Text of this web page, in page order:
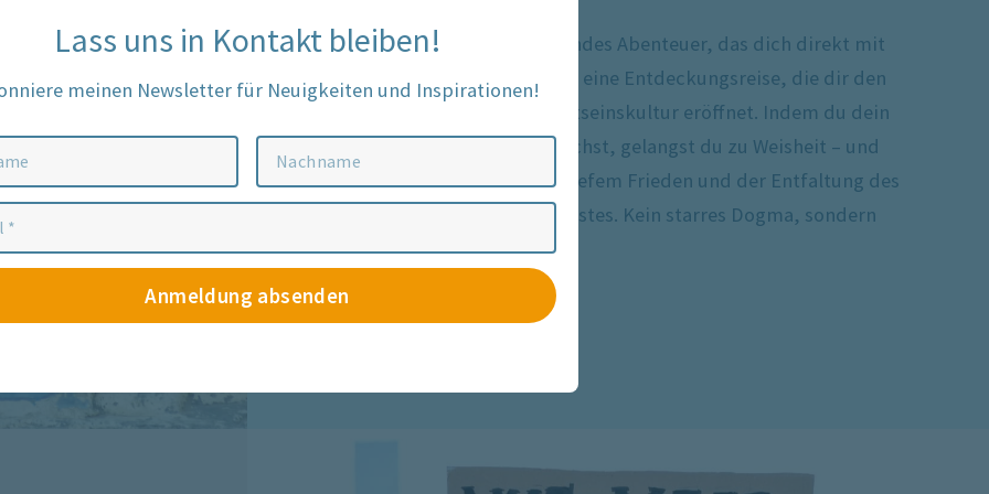
Buddhismus ist ein spannendes Abenteuer, das dich direkt mit
dem Leben verbindet. Es ist eine Entdeckungsreise, die dir den
Weg zu einer neuen Bewusstseinskultur eröffnet. Indem du dein
eigenes Bewusstsein erforschst, gelangst du zu Weisheit – und
damit zu innerer Freiheit, tiefem Frieden und der Entfaltung des
vollen Potenzials deines Geistes. Kein starres Dogma, sondern
ein lebendiges Experiment.
Lass uns in Kontakt bleiben!
meinen Newsletter für Neuigkeiten und Inspirationen!
Anmeldung absenden